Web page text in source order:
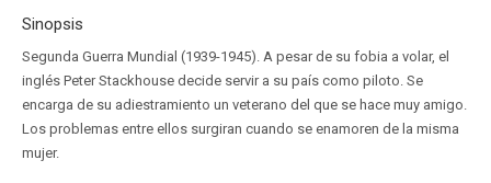
Sinopsis
Segunda Guerra Mundial (1939-1945). A pesar de su fobia a volar, el
inglés Peter Stackhouse decide servir a su país como piloto. Se
encarga de su adiestramiento un veterano del que se hace muy amigo.
Los problemas entre ellos surgiran cuando se enamoren de la misma
mujer.